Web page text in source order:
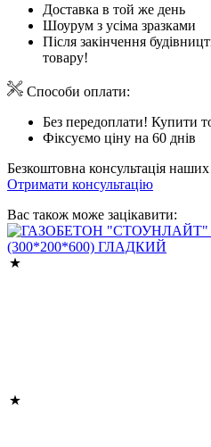
Доставка в той же день
Шоурум з усіма зразками
Після закінчення
товару!
Способи оплати:
Без передоплати! Купити
Фіксуємо ціну на 60 днів
Безкоштовна консультація наших
Отримати консультацію
Вас також може зацікавити: